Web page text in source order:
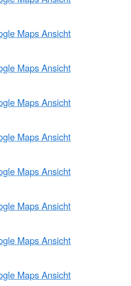
Maps Ansicht
Maps Ansicht
Maps Ansicht
Maps Ansicht
Maps Ansicht
Maps Ansicht
Maps Ansicht
Maps Ansicht